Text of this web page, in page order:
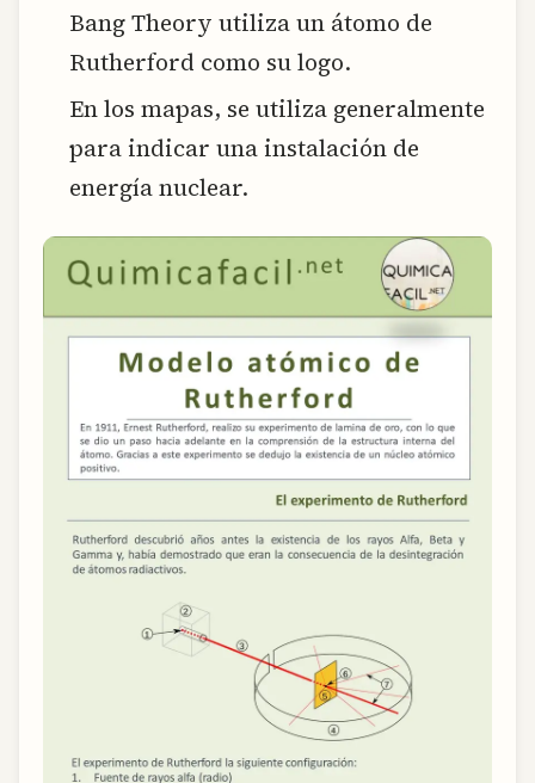
Bang Theory utiliza un átomo de
Rutherford como su logo.
En los mapas, se utiliza generalmente
para indicar una instalación de
energía nuclear.